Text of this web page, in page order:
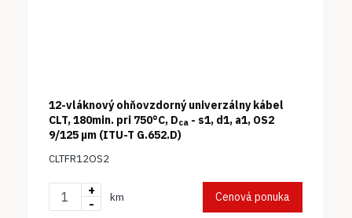
12-vláknový ohňovzdorný univerzálny kábel
CLT, 180min. pri 750°C, Dca - s1, d1, a1, OS2
9/125 µm (ITU-T G.652.D)
CLTFR12OS2
+
-
km Cenová ponuka